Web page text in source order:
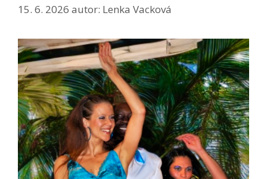
15. 6. 2026 autor: Lenka Vacková